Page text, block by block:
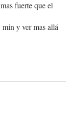
fuerte que el
y ver mas allá